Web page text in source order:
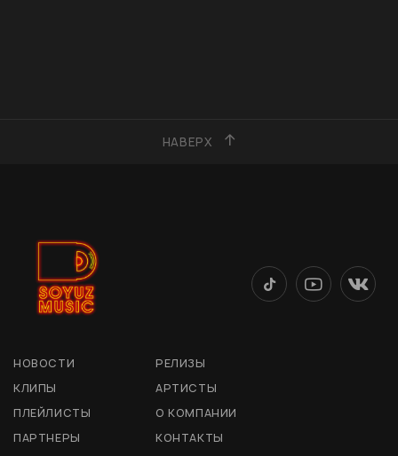
НАВЕРХ
НОВОСТИ
РЕЛИЗЫ
КЛИПЫ
АРТИСТЫ
ПЛЕЙЛИСТЫ
О КОМПАНИИ
ПАРТНЕРЫ
КОНТАКТЫ